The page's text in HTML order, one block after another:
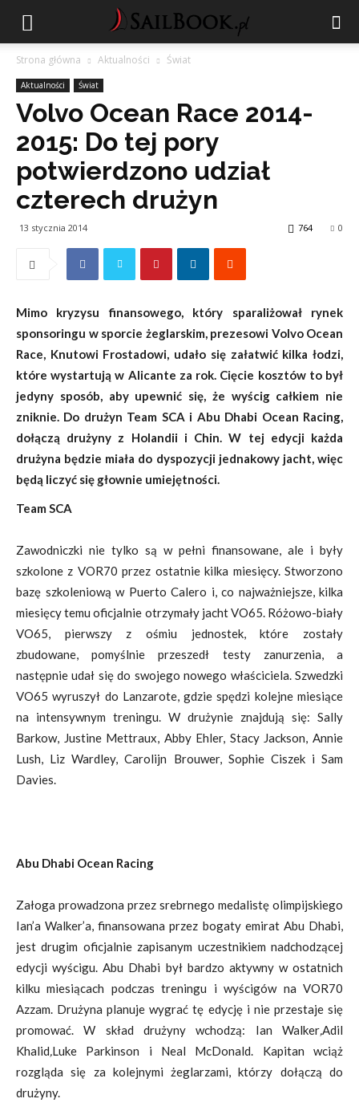
Strona główna Aktualności Świat
Aktualności Świat
Volvo Ocean Race 2014-
2015: Do tej pory
potwierdzono udział
czterech drużyn
13 stycznia 2014 0
764
Mimo kryzysu finansowego, który sparaliżował rynek
sponsoringu w sporcie żeglarskim, prezesowi Volvo Ocean
Race, Knutowi Frostadowi, udało się załatwić kilka łodzi,
które wystartują w Alicante za rok. Cięcie kosztów to był
jedyny sposób, aby upewnić się, że wyścig całkiem nie
zniknie. Do drużyn Team SCA i Abu Dhabi Ocean Racing,
dołączą drużyny z Holandii i Chin. W tej edycji każda
drużyna będzie miała do dyspozycji jednakowy jacht, więc
będą liczyć się głownie umiejętności.
Team SCA
Zawodniczki nie tylko są w pełni finansowane, ale i były
szkolone z VOR70 przez ostatnie kilka miesięcy. Stworzono
bazę szkoleniową w Puerto Calero i, co najważniejsze, kilka
miesięcy temu oficjalnie otrzymały jacht VO65. Różowo-biały
VO65, pierwszy z ośmiu jednostek, które zostały
zbudowane, pomyślnie przeszedł testy zanurzenia, a
następnie udał się do swojego nowego właściciela. Szwedzki
VO65 wyruszył do Lanzarote, gdzie spędzi kolejne miesiące
na intensywnym treningu. W drużynie znajdują się: Sally
Barkow, Justine Mettraux, Abby Ehler, Stacy Jackson, Annie
Lush, Liz Wardley, Carolijn Brouwer, Sophie Ciszek i Sam
Davies.
Abu Dhabi Ocean Racing
Załoga prowadzona przez srebrnego medalistę olimpijskiego
Ian’a Walker’a, finansowana przez bogaty emirat Abu Dhabi,
jest drugim oficjalnie zapisanym uczestnikiem nadchodzącej
edycji wyścigu. Abu Dhabi był bardzo aktywny w ostatnich
kilku miesiącach podczas treningu i wyścigów na VOR70
Azzam. Drużyna planuje wygrać tę edycję i nie przestaje się
promować. W skład drużyny wchodzą: Ian Walker,Adil
Khalid,Luke Parkinson i Neal McDonald. Kapitan wciąż
rozgląda się za kolejnymi żeglarzami, którzy dołączą do
drużyny.